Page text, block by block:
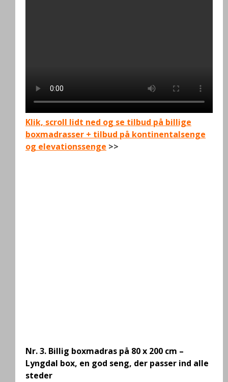
Klik, scroll lidt ned og se tilbud på billige
boxmadrasser + tilbud på kontinentalsenge
og elevationssenge >>
Nr. 3. Billig boxmadras på 80 x 200 cm –
Lyngdal box, en god seng, der passer ind alle
steder